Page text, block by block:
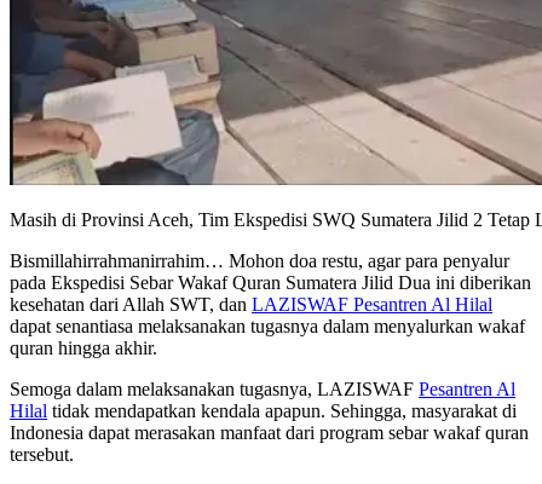
Masih di Provinsi Aceh, Tim Ekspedisi SWQ Sumatera Jilid 2 Tetap
Bismillahirrahmanirrahim… Mohon doa restu, agar para penyalur
pada Ekspedisi Sebar Wakaf Quran Sumatera Jilid Dua ini diberikan
kesehatan dari Allah SWT, dan LAZISWAF Pesantren Al Hilal
dapat senantiasa melaksanakan tugasnya dalam menyalurkan wakaf
quran hingga akhir.
Semoga dalam melaksanakan tugasnya, LAZISWAF Pesantren Al
Hilal tidak mendapatkan kendala apapun. Sehingga, masyarakat di
Indonesia dapat merasakan manfaat dari program sebar wakaf quran
tersebut.